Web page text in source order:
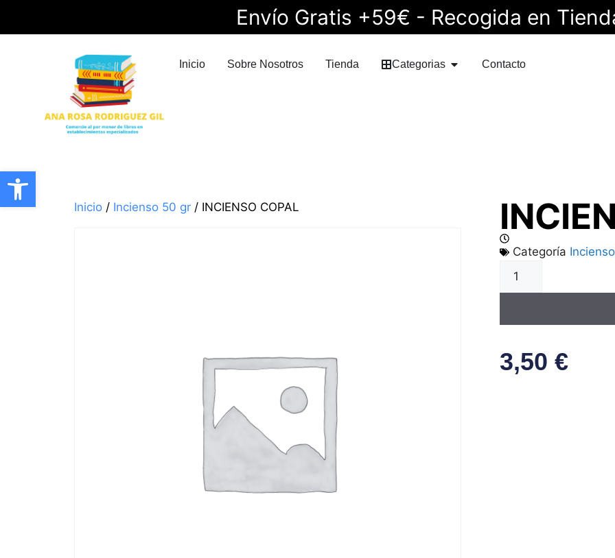
Abrir barra de herramientas
Envío Gratis +59€ - Recogida en
Inicio Sobre Nosotros Tienda Categorias Contacto
Categoría
3,50€
Inicio/ Incienso 50 gr/ INCIENSO COPAL